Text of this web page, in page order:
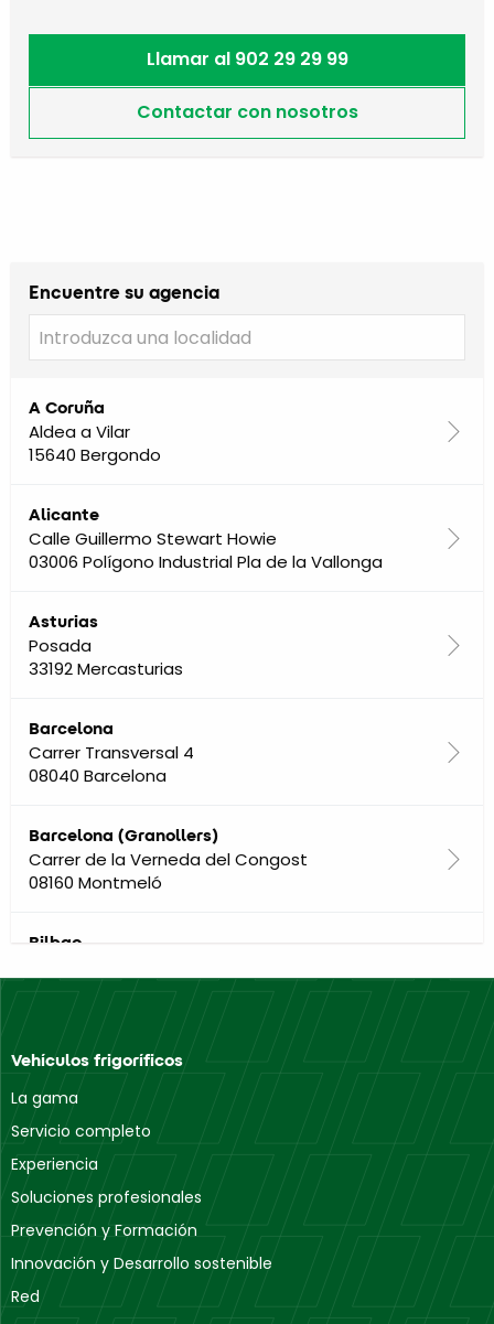
Llamar al 902 29 29 99
Contactar con nosotros
Encuentre su agencia
A Coruña
Aldea a Vilar
15640 Bergondo
Alicante
Calle Guillermo Stewart Howie
03006 Polígono Industrial Pla de la Vallonga
Asturias
Posada
33192 Mercasturias
Barcelona
Carrer Transversal 4
08040 Barcelona
Barcelona (Granollers)
Carrer de la Verneda del Congost
08160 Montmeló
Bilbao
48100 Zabalondo
Cádiz
Avenida Ingeniero Félix Sancho
11500 El Puerto de Santa María
Córdoba
Calle Gabriel Ramos Bejarano
14014 Córdoba
Coslada
Calle de Senda Galiana
28821 Coslada
Vehículos frigoríficos
La gama
Servicio completo
Experiencia
Soluciones profesionales
Prevención y Formación
Innovación y Desarrollo sostenible
Red